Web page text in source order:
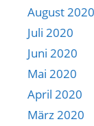
August 2020
Juli 2020
Juni 2020
Mai 2020
April 2020
März 2020